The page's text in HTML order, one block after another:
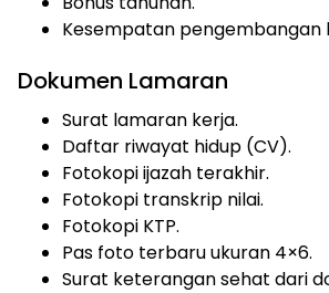
Kesempatan pengembangan
Dokumen Lamaran
Surat lamaran kerja.
Daftar riwayat hidup (CV).
Fotokopi ijazah terakhir.
Fotokopi transkrip nilai.
Fotokopi KTP.
Pas foto terbaru ukuran 4×6.
Surat keterangan sehat dari